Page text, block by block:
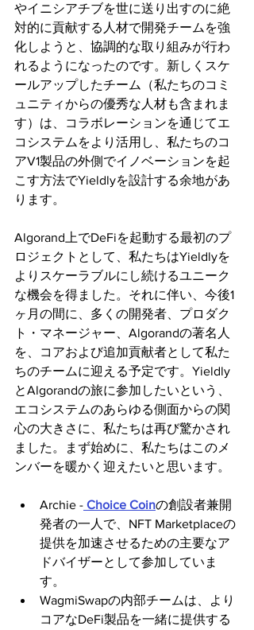
やイニシアチブを世に送り出すのに絶
対的に貢献する人材で開発チームを強
化しようと、協調的な取り組みが行わ
れるようになったのです。新しくスケ
ールアップしたチーム（私たちのコミ
ュニティからの優秀な人材も含まれま
す）は、コラボレーションを通じてエ
コシステムをより活用し、私たちのコ
アV1製品の外側でイノベーションを起
こす方法でYieldlyを設計する余地があ
ります。
Algorand上でDeFiを起動する最初のプ
ロジェクトとして、私たちはYieldlyを
よりスケーラブルにし続けるユニーク
な機会を得ました。それに伴い、今後1
ヶ月の間に、多くの開発者、プロダク
ト・マネージャー、Algorandの著名人
を、コアおよび追加貢献者として私た
ちのチームに迎える予定です。Yieldly
とAlgorandの旅に参加したいという、
エコシステムのあらゆる側面からの関
心の大きさに、私たちは再び驚かされ
ました。まず始めに、私たちはこのメ
ンバーを暖かく迎えたいと思います。
Archie - Choice Coinの創設者兼開
発者の一人で、NFT Marketplaceの
提供を加速させるための主要なア
ドバイザーとして参加していま
す。
WagmiSwapの内部チームは、より
コアなDeFi製品を一緒に提供する